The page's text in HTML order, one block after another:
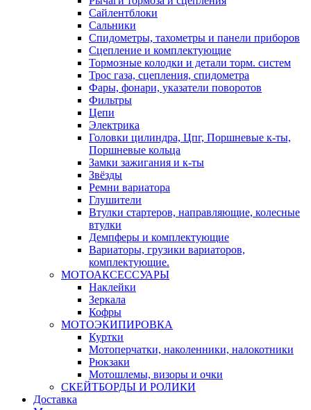
Сайлентблоки
Сальники
Спидометры, тахометры и панели приборов
Сцепление и комплектующие
Тормозные колодки и детали торм. систем
Трос газа, сцепления, спидометра
Фары, фонари, указатели поворотов
Фильтры
Цепи
Электрика
Головки цилиндра, Цпг, Поршневые к-ты,
Поршневые кольца
Замки зажигания и к-ты
Звёзды
Ремни вариатора
Глушители
Втулки стартеров, направляющие, колесные
втулки
Демпферы и комплектующие
Вариаторы, грузики вариаторов,
комплектующие.
МОТОАКСЕССУАРЫ
Наклейки
Зеркала
Кофры
МОТОЭКИПИРОВКА
Куртки
Мотоперчатки, наколенники, налокотники
Рюкзаки
Мотошлемы, визоры и очки
СКЕЙТБОРДЫ И РОЛИКИ
Доставка